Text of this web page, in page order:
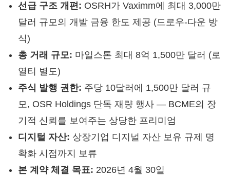
선급 구조 개편: OSRH가 Vaximm에 최대 3,000만
달러 규모의 개발 금융 한도 제공 (드로우-다운 방
식)
총 거래 규모: 마일스톤 최대 8억 1,500만 달러 (로
열티 별도)
주식 발행 권한: 주당 10달러에 1,500만 달러 규
모, OSR Holdings 단독 재량 행사 — BCME의 장
기적 신뢰를 보여주는 상당한 프리미엄
디지털 자산: 상장기업 디지널 자산 보유 규제 명
확화 시점까지 보류
본 계약 체결 목표: 2026년 4월 30일